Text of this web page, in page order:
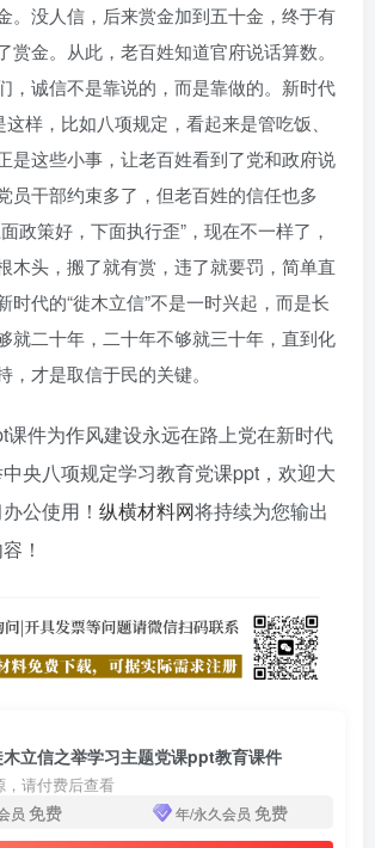
。没人信，后来赏金加到五十金，终于有
赏金。从此，老百姓知道官府说话算数。
，诚信不是靠说的，而是靠做的。新时代
这样，比如八项规定，看起来是管吃饭、
是这些小事，让老百姓看到了党和政府说
员干部约束多了，但老百姓的信任也多
政策好，下面执行歪”，现在不一样了，
木头，搬了就有赏，违了就要罚，简单直
时代的“徙木立信”不是一时兴起，而是长
就二十年，二十年不够就三十年，直到化
，才是取信于民的关键。
课件为作风建设永远在路上党在新时代
央八项规定学习教育党课ppt，欢迎大
公使用！ 纵横材料网将持续为您输出
！
立信之举学习主题党课ppt教育课件
，请付费后查看
员 免费 年/永久会员 免费